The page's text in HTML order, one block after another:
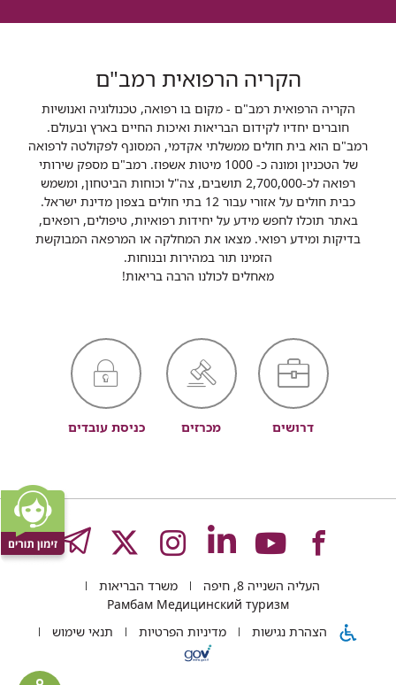
הקריה הרפואית רמב"ם
הקריה הרפואית רמב"ם - מקום בו רפואה, טכנולוגיה ואנושיות
חוברים יחדיו לקידום הבריאות ואיכות החיים בארץ ובעולם.
רמב"ם הוא בית חולים ממשלתי אקדמי, המסונף לפקולטה לרפואה
של הטכניון ומונה כ- 1000 מיטות אשפוז. רמב"ם מספק שירותי
רפואה לכ-2,700,000 תושבים, צה"ל וכוחות הביטחון, ומשמש
כבית חולים על אזורי עבור 12 בתי חולים בצפון מדינת ישראל.
באתר תוכלו לחפש מידע על יחידות רפואיות, טיפולים, רופאים,
בדיקות ומידע רפואי. מצאו את המחלקה או המרפאה המבוקשת
הזמינו תור במהירות ובנוחות.
מאחלים לכולנו הרבה בריאות!
דרושים מכרזים כניסת עובדים
לעמוד
של
לעמוד
של
לעמוד
של
לעמוד
של
לעמוד
של
העליה השנייה 8, חיפה
משרד הבריאות
Рамбам Медицинский туризм
הצהרת נגישות
מדיניות הפרטיות תנאי שימוש